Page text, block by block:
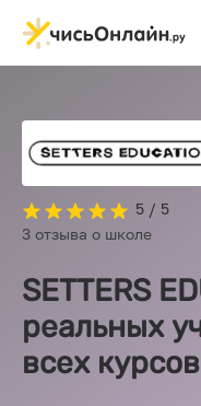
5 / 5
3 отзыва о школе
SETTERS
реальных
всех курсов